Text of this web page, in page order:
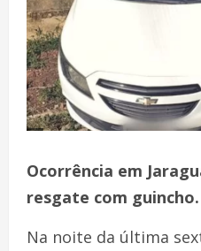
Ocorrência em
resgate com guincho.
Na noite da última